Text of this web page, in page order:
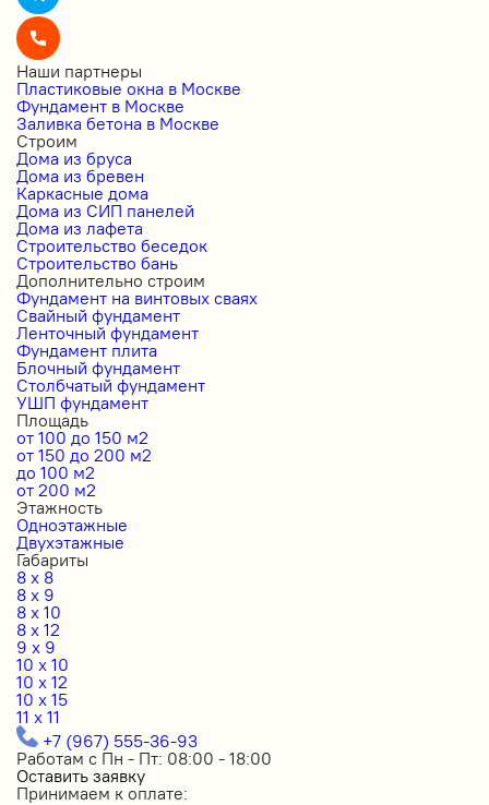
Наши партнеры
Пластиковые окна в Москве
Фундамент в Москве
Заливка бетона в Москве
Строим
Дома из бруса
Дома из бревен
Каркасные дома
Дома из СИП панелей
Дома из лафета
Строительство беседок
Строительство бань
Дополнительно строим
Фундамент на винтовых сваях
Свайный фундамент
Ленточный фундамент
Фундамент плита
Блочный фундамент
Столбчатый фундамент
УШП фундамент
Площадь
от 100 до 150 м2
от 150 до 200 м2
до 100 м2
от 200 м2
Этажность
Одноэтажные
Двухэтажные
Габариты
8 x 8
8 x 9
8 x 10
8 x 12
9 x 9
10 x 10
10 x 12
10 x 15
11 x 11
+7 (967) 555-36-93
Работам с Пн - Пт: 08:00 - 18:00
Оставить заявку
Принимаем к оплате: